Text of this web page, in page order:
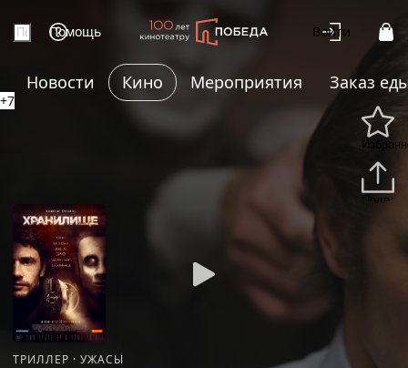
Помощь Войти
Новости Кино Мероприятия Заказ
+7
ТРИЛЛЕР · УЖАСЫ